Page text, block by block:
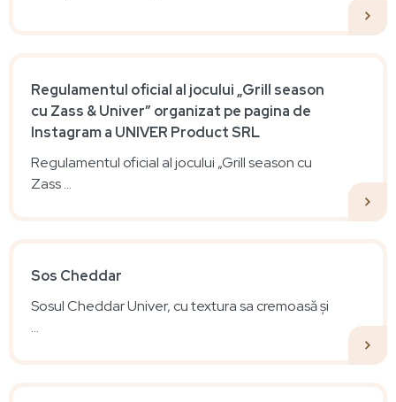
Regulamentul oficial al jocului „Grill season
cu Zass & Univer” organizat pe pagina de
Instagram a UNIVER Product SRL
Regulamentul oficial al jocului „Grill season cu
Zass ...
Sos Cheddar
Sosul Cheddar Univer, cu textura sa cremoasă și
...